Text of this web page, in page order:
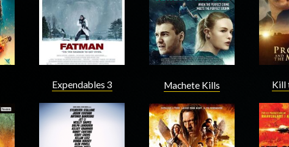
Acteur Acteur
Expendables 3 Machete Kills Kill